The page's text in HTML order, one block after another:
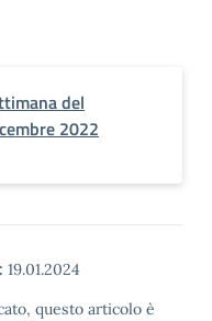
del
2022
19.01.2024
questo articolo è